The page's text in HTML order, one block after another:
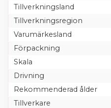
Tillverkningsland
Tillverkningsregion
Varumärkesland
Förpackning
Skala
Drivning
Rekommenderad ålder
Tillverkare